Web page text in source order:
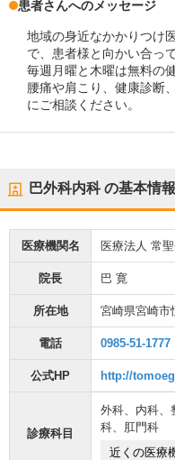
患者さんへのメッセージ
地域の身近なかかりつけ
で、患者様と向かい合っ
毎週月曜と木曜は無料の
腰痛や肩こり、健康診断
にご相談ください。
巴外科内科の基本情報
医療機関名 医療法人 常
院長 巴 寛
所在地 宮崎県宮崎市
電話 0985-51-1777
公式HP http://
診療科目
外科、 内科、
科、 肛門科
近くの医療